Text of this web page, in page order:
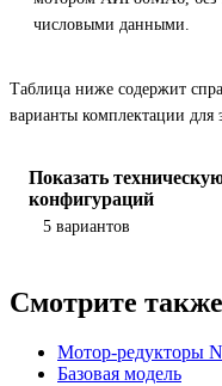
числовыми данными.
Таблица ниже содержит
варианты комплектации для
Показать
конфигураций
5 вариантов
Смотрите также
Мотор-редукторы
Базовая модель